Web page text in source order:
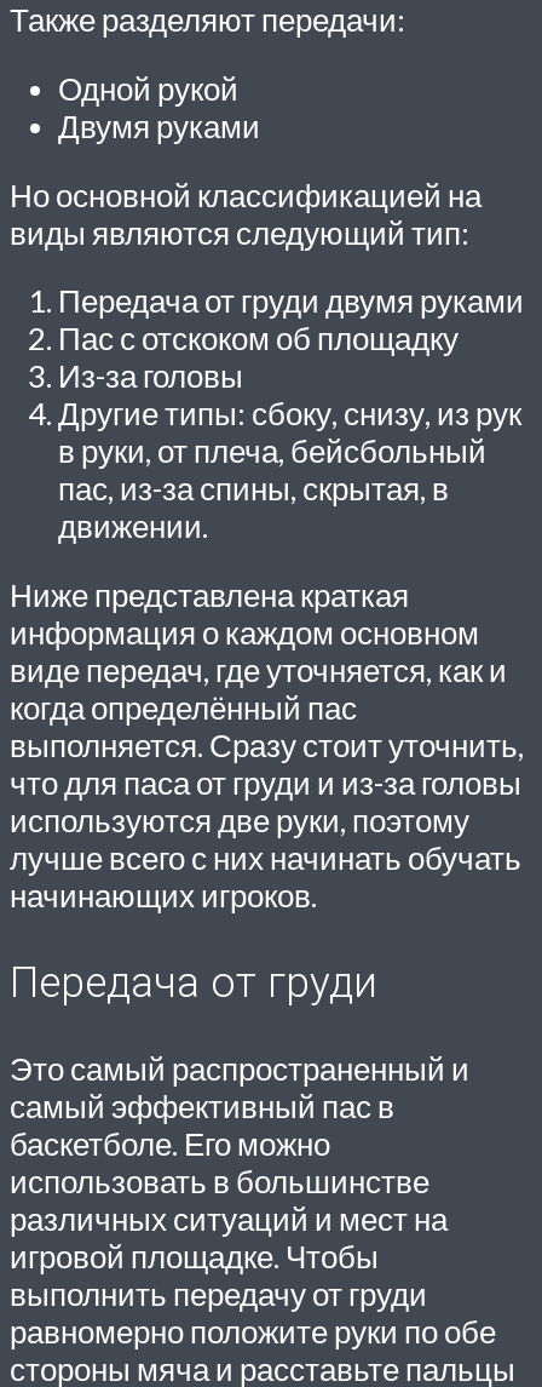
Также разделяют передачи:
Одной рукой
Двумя руками
Но основной классификацией на
виды являются следующий тип:
Передача от груди двумя руками
Пас с отскоком об площадку
Из-за головы
Другие типы: сбоку, снизу, из рук
в руки, от плеча, бейсбольный
пас, из-за спины, скрытая, в
движении.
Ниже представлена краткая
информация о каждом основном
виде передач, где уточняется, как и
когда определённый пас
выполняется. Сразу стоит уточнить,
что для паса от груди и из-за головы
используются две руки, поэтому
лучше всего с них начинать обучать
начинающих игроков.
Передача от груди
Это самый распространенный и
самый эффективный пас в
баскетболе. Его можно
использовать в большинстве
различных ситуаций и мест на
игровой площадке. Чтобы
выполнить передачу от груди
равномерно положите руки по обе
стороны мяча и расставьте пальцы